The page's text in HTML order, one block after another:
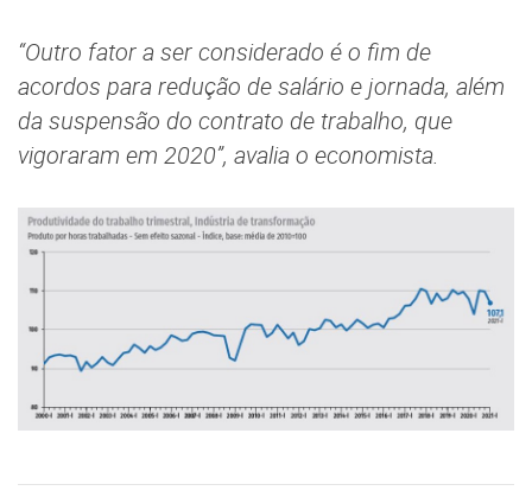
“Outro fator a ser considerado é o fim de
acordos para redução de salário e jornada, além
da suspensão do contrato de trabalho, que
vigoraram em 2020”, avalia o economista.